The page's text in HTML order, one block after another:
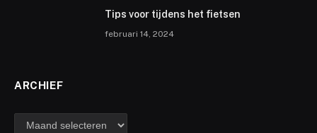
Tips voor tijdens het fietsen
februari 14, 2024
ARCHIEF
archief